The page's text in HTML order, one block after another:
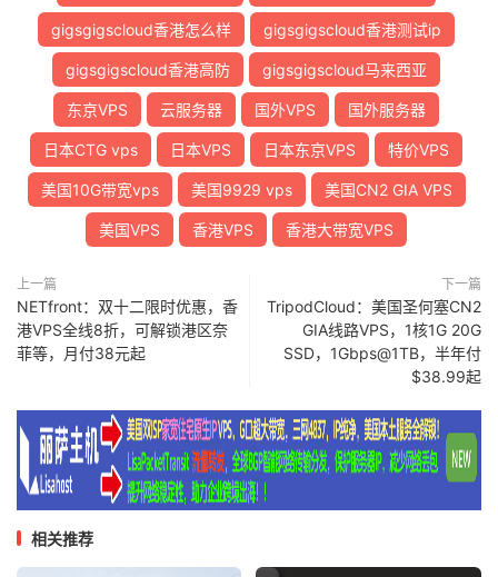
gigsgigscloud香港怎么样 gigsgigscloud香港测试ip
gigsgigscloud香港高防 gigsgigscloud马来西亚
东京VPS 云服务器 国外VPS 国外服务器
日本CTG vps 日本VPS 日本东京VPS 特价VPS
美国10G带宽vps 美国9929 vps 美国CN2 GIA VPS
美国VPS 香港VPS 香港大带宽VPS
上一篇
NETfront：双十二限时优惠，香
港VPS全线8折，可解锁港区奈
菲等，月付38元起
下一篇
TripodCloud：美国圣何塞CN2
GIA线路VPS，1核1G 20G
SSD，1Gbps@1TB，半年付
$38.99起
相关推荐